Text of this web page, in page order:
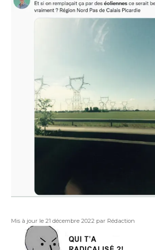
Publié
Mis à jour le 21 décembre 2022 Auteur
par Rédaction